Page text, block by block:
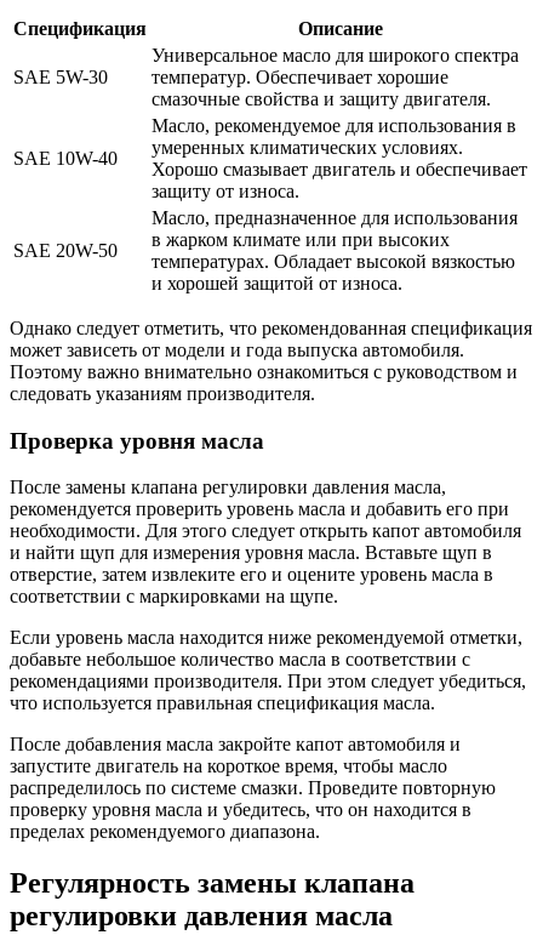
Спецификация Описание
SAE 5W-30
Универсальное масло для широкого спектра
температур. Обеспечивает хорошие
смазочные свойства и защиту двигателя.
SAE 10W-40
Масло, рекомендуемое для использования в
умеренных климатических условиях.
Хорошо смазывает двигатель и обеспечивает
защиту от износа.
SAE 20W-50
Масло, предназначенное для использования
в жарком климате или при высоких
температурах. Обладает высокой вязкостью
и хорошей защитой от износа.
Однако следует отметить, что рекомендованная спецификация
может зависеть от модели и года выпуска автомобиля.
Поэтому важно внимательно ознакомиться с руководством и
следовать указаниям производителя.
Проверка уровня масла
После замены клапана регулировки давления масла,
рекомендуется проверить уровень масла и добавить его при
необходимости. Для этого следует открыть капот автомобиля
и найти щуп для измерения уровня масла. Вставьте щуп в
отверстие, затем извлеките его и оцените уровень масла в
соответствии с маркировками на щупе.
Если уровень масла находится ниже рекомендуемой отметки,
добавьте небольшое количество масла в соответствии с
рекомендациями производителя. При этом следует убедиться,
что используется правильная спецификация масла.
После добавления масла закройте капот автомобиля и
запустите двигатель на короткое время, чтобы масло
распределилось по системе смазки. Проведите повторную
проверку уровня масла и убедитесь, что он находится в
пределах рекомендуемого диапазона.
Регулярность замены клапана
регулировки давления масла